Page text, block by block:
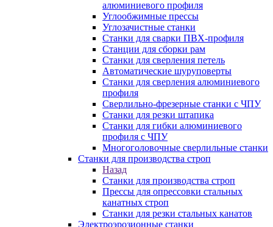
алюминиевого профиля
Углообжимные прессы
Углозачистные станки
Станки для сварки ПВХ-профиля
Станции для сборки рам
Станки для сверления петель
Автоматические шуруповерты
Станки для сверления алюминиевого
профиля
Сверлильно-фрезерные станки с ЧПУ
Станки для резки штапика
Станки для гибки алюминиевого
профиля с ЧПУ
Многоголовочные сверлильные станки
Станки для производства строп
Назад
Станки для производства строп
Прессы для опрессовки стальных
канатных строп
Станки для резки стальных канатов
Электроэрозионные станки